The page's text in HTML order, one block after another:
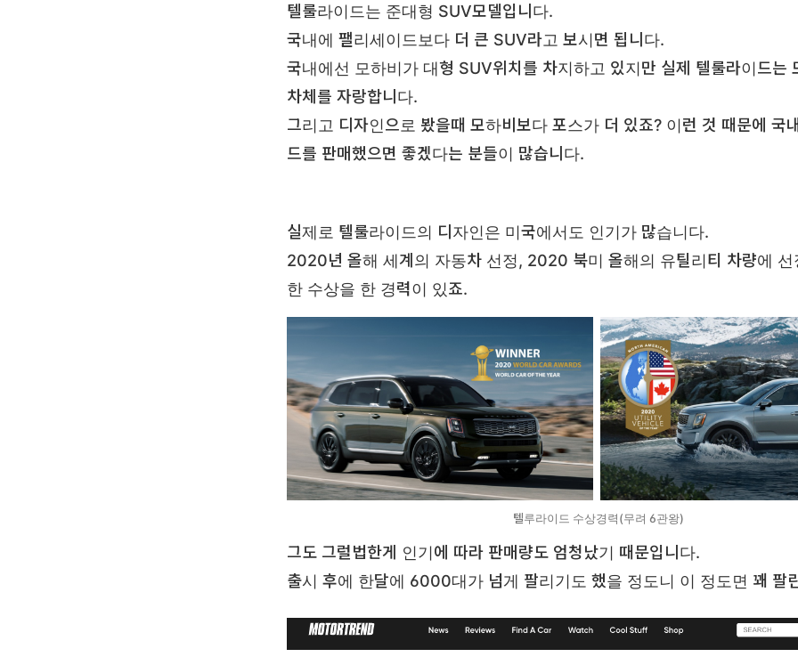
텔룰라이드는 준대형 SUV모델입니다.
국내에 팰리세이드보다 더 큰 SUV라고 보시면 됩니다.
국내에선 모하비가 대형 SUV위치를 차지하고 있지만 실제 텔룰라이드는
차체를 자랑합니다.
그리고 디자인으로 봤을때 모하비보다 포스가 더 있죠? 이런 것 때문에 국
드를 판매했으면 좋겠다는 분들이 많습니다.
실제로 텔룰라이드의 디자인은 미국에서도 인기가 많습니다.
2020년 올해 세계의 자동차 선정, 2020 북미 올해의 유틸리티 차량에 선
한 수상을 한 경력이 있죠.
텔루라이드 수상경력(무려 6관왕)
그도 그럴법한게 인기에 따라 판매량도 엄청났기 때문입니다.
출시 후에 한달에 6000대가 넘게 팔리기도 했을 정도니 이 정도면 꽤 팔